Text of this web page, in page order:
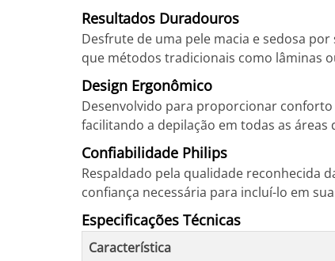
Resultados Duradouros
Desfrute de uma pele macia e sedosa
que métodos tradicionais como lâminas
Design Ergonômico
Desenvolvido para proporcionar
facilitando a depilação em todas as áreas
Confiabilidade Philips
Respaldado pela qualidade reconhecida
confiança necessária para incluí-lo em
Especificações Técnicas
Característica